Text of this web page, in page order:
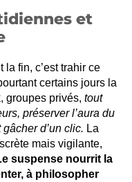
et
fin, c’est trahir ce
certains jours la
groupes privés, tout
préserver l’aura du
d’un clic. La
mais vigilante,
suspense nourrit la
à philosopher